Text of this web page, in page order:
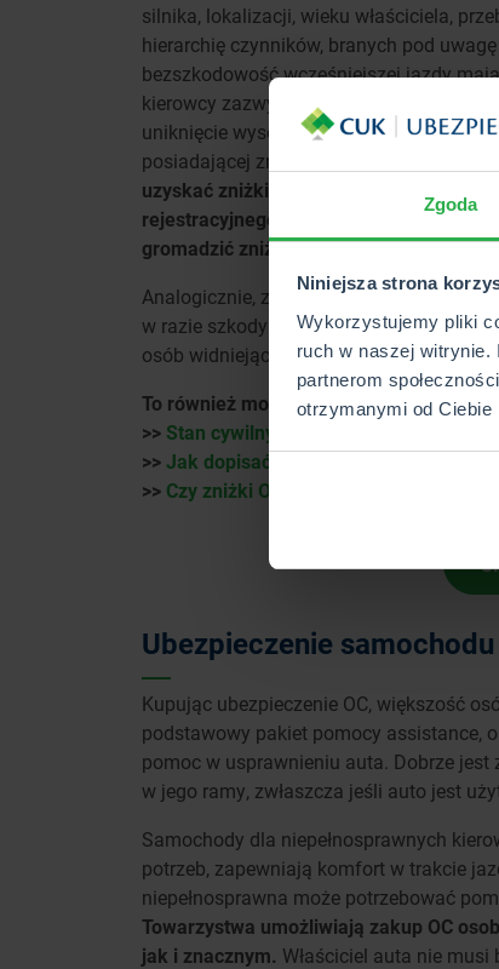
Zgoda
Niniejsza strona
Wykorzystujemy pliki
ruch w naszej
partnerom
otrzymanymi od Ciebie
silnika, lokalizacji, wieku właściciela,
hierarchię czynników, branych pod
bezszkodowość wcześniejszej jazdy
kierowcy zazwyczaj do 26. roku życia
uniknięcie wysokich składek jest
posiadającej zniżki. Znacząco
uzyskać zniżki OC dla
rejestracyjnego rodzica lub odwrotnie –
gromadzić zniżki.
Analogicznie, zniżki można przenieść na
w razie szkody spowodowanej przez
osób widniejących w dowodzie
To również może Cię zainteresować:
>> Stan cywilny a zniżki w OC
>>Jak dopisać współwłaściciela do
>> Czy zniżki OC przechodzą na AC?
Ubezpieczenie
Kupując ubezpieczenie OC, większość
podstawowy pakiet pomocy assistance,
pomoc w usprawnieniu auta. Dobrze
w jego ramy, zwłaszcza jeśli auto jest
Samochody dla niepełnosprawnych
potrzeb, zapewniają komfort w trakcie
niepełnosprawna może potrzebować
Towarzystwa umożliwiają zakup OC
jak i znacznym. Właściciel auta nie